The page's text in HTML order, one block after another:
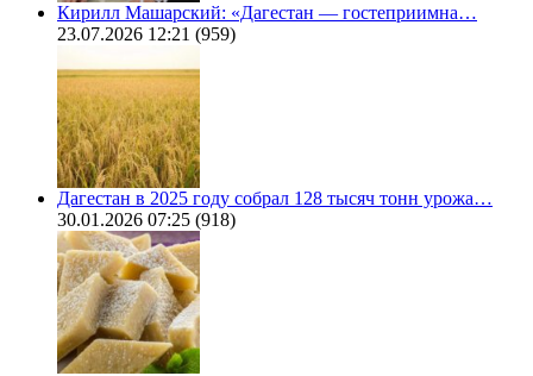
Кирилл Машарский: «Дагестан — гостеприимна…
23.07.2026 12:21 (959)
Дагестан в 2025 году собрал 128 тысяч тонн урожа…
30.01.2026 07:25 (918)